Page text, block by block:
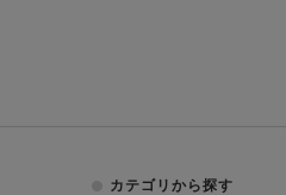
カテゴリから探す